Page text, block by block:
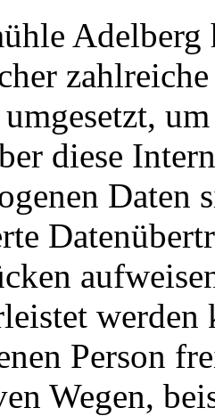
diese
Daten
werden
Person
Wegen,